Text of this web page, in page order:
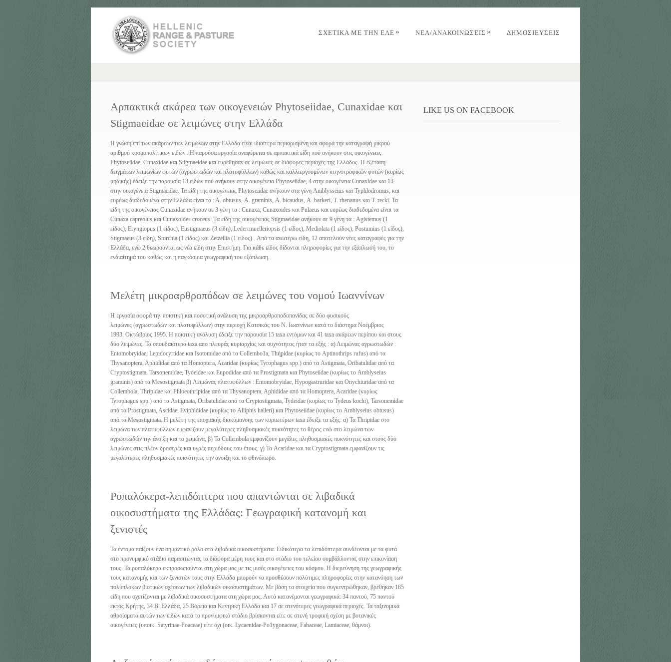
ΣΧΕΤΙΚΑ ΜΕ ΤΗΝ ΕΛΕ » NΈΑ/AΝΑΚΟΙΝΏΣΕΙΣ » ΔΗΜΟΣΙΕΥΣΕΙΣ
Αρπακτικά ακάρεα των οικογενειών Phytoseiidae, Cunaxidae και
Stigmaeidae σε λειμώνες στην Ελλάδα
Η γνώση επί των ακάρεων των λειμώνων στην Ελλάδα είναι ιδιαίτερα περιορισμένη και αφορά την καταγραφή μικρού
αριθμού κοσμοπολίτικων ειδών . Η παρούσα εργασία αναφέρεται σε αρπακτικά είδη πού ανήκουν στις οικογένειες
Phytoseiidae, Cunaxidae και Stigmaeidae και ευρέθησαν σε λειμώνες σε διάφορες περιοχές της Ελλάδος. Η εξέταση
δειγμάτων λειμωνίων φυτών (αγρωστωδών και πλατυφύλλων) καθώς και καλλιεργουμένων κτηνοτροφικών φυτών (κυρίως
μηδικής) έδειξε την παρουσία 13 ειδών πού ανήκουν στην οικογένεια Phytoseiidae, 4 στην οικογένεια Cunaxidae και 13
στην οικογένεια Stigmaeidae. Τα είδη της οικογένειας Phytoseiidae ανήκουν στα γένη Amblysseius και Typhlodromus, και
ευρέως διαδεδομένα στην Ελλάδα είναι τα : Α. obtusus, Α. graminis, Α. bicaudus, Α. barkeri, T. rhenanus και T. recki. Τα
είδη της οικογένειας Cunaxidae ανήκουν σε 3 γένη τα : Cunaxa, Cunaxoides και Pulaeus και ευρέως διαδεδομένα είναι τα
Cunaxa capreolus και Cunaxoides croceus. Tα είδη της οικογένειας Stigmaeidae ανήκουν σε 9 γένη τα : Agistemus (1
είδος), Eryngiopus (1 είδος), Eustigmaeus (3 είδη), Lederrmuelleriopsis (1 είδος), Mediolata (1 είδος), Postumius (1 είδος),
Stigmaeus (3 είδη), Storchia (1 είδος) και Zetzellia (1 είδος) . Από τα ανωτέρω είδη, 12 αποτελούν νέες καταγραφές για την
Ελλάδα, ενώ 2 θεωρούνται ως νέα είδη στην Επιστήμη. Για κάθε είδος δίδονται πληροφορίες για την εξάπλωσή του, το
ενδιαίτημά του καθώς και η παγκόσμια γεωγραφική του εξάπλωση.
Μελέτη μικροαρθροπόδων σε λειμώνες του νομού Ιωαννίνων
Η εργασία αφορά την ποιοτική και ποσοτική ανάλυση της μικροαρθροποδοπανίδας σε δύο φυσικούς
λειμώνες (αγρωστωδών και πλατυφύλλων) στην περιοχή Κατσικάς του Ν. Ιωαννίνων κατά το διάστημα Νοέμβριος
1993. Οκτώβριος 1995. Η ποιοτική ανάλυση έδειξε την παρουσία 15 taxa εντόμων και 41 taxa ακάρεων περίπου και στους
δύο λειμώνες. Τα σπουδαιότερα taxa απο πλευράς κυριαρχίας και συχνότητος ήταν τα εξής : α) Λειμώνας αγρωστωδών :
Entomobryidae, Lepidocyrtidae και Isotomidae από τα Collembo1a, Thήpidae (κυρίως το Aptinothrips rufus) από τα
Thysanoptera, Aphididae από τα Homoptera, Acaridae (κυρίως Tyrophagus spp.) από τα Astigmata, Oribatulidae από τα
Cryptostigmata, Tarsonemidae, Tydeidae και Eupodidae από τα Prostigmata και Phytoseiidae (κυρίως το Amblyseius
graminis) από τα Mesostigmata β) Λειμώνας πλατυφύλλων : Entomobryidae, Hypogastruridae και Onychiuridae από τα
Collembola, Thripidae και Phloeothripidae από τα Thysanoptera, Aphididae από τα Homoptera, Acaridae (κυρίως
Tyrophagus spp.) από τα Astigmata, Oribatulidae από τα Cryptostigmata, Tydeidae (κυρίως το Tydeus kochi), Tarsonemidae
από τα Prostigmata, Ascidae, Eviphididae (κυρίως το Alliphίs halleri) και Phytoseiidae (κυρίως το Amblyseίus obtusus)
από τα Mesostigmata. Η μελέτη της εποχιακής διακύμανσης των κυριωτέρων taxa έδειξε τα εξής: α) Τα Thripidae στο
λειμώνα των πλατυφύλλων εμφανίζουν μεγαλύτερες πληθυσμιακές πυκνότητες το θέρος ενώ στο λειμώνα των
αγρωστωδών την άνοιξη και το χειμώνα, β) Τα Collembola εμφανίζουν μεγάλες πληθυσμιακές πυκνότητες και στους δύο
λειμώνες στις πλέον δροσερές και υγρές περιόδους του έτους, γ) Τα Acaridae και τα Cryptostigmata εμφανίζουν τις
μεγαλύτερες πληθυσμιακές πυκνότητες την άνοιξη και το φθινόπωρο.
Ροπαλόκερα-λεπιδόπτερα που απαντώνται σε λιβαδικά
οικοσυστήματα της Ελλάδας: Γεωγραφική κατανομή και
ξενιστές
Τα έντομα παίζουν ένα σημαντικό ρόλο στα λιβαδικά οικοσυστήματα. Ειδικότερα τα λεπιδόπτερα συνδέονται με τα φυτά
στο προνυμφικό στάδιο παρασιτώντας τα διάφορα μέρη τους και στο στάδιο του τελείου συμβάλλοντας στην επικονίαση
τους. Τα ροπαλόκερα εκπροσωπούνται στη χώρα μας με τις μισές οικογένειες του κόσμου. Η διερεύνηση της γεωγραφικής
τους κατανομής και των ξενιστών τους στην Ελλάδα μπορούν να προσθέσουν πολύτιμες πληροφορίες στην κατανόηση των
πολύπλοκων βιοτικών σχέσεων των λιβαδικών οικοσυστημάτων. Με βάση τα στοιχεία που συγκεντρώθηκαν, βρέθηκαν 185
είδη που σχετίζονται με λιβαδικά οικοσυστήματα στη χώρα μας. Αυτά κατανέμονται γεωγραφικά: 34 παντού, 75 παντού
εκτός Κρήτης, 34 Β. Ελλάδα, 25 Βόρεια και Κεντρική Ελλάδα και 17 σε στενότερες γεωγραφικά περιοχές. Τα ταξινομικά
αθροίσματα αυτών των ειδών κατά το προνυμφικό στάδιο βρίσκονται είτε σε στενή τροφική σχέση με βοτανικές
οικογένειες (υποικ. Satyrinae-Poaceae) είτε όχι (οικ. Lycaenidae-Po1ygonaceae, Fabaceae, Lamiaceae, θάμνοι).
LIKE US ON FACEBOOK